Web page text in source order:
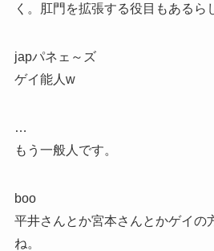
く。肛門を拡張する役目もあるら
japパネェ～ズ
ゲイ能人w
…
もう一般人です。
boo
平井さんとか宮本さんとかゲイの
ね。